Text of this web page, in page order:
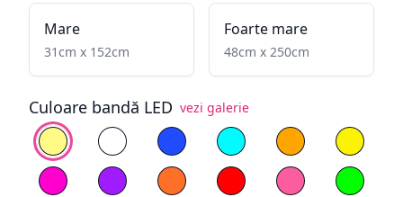
Mare
31cm x 152cm
Foarte mare
48cm x 250cm
Culoare bandă LED vezi galerie
Alege culoare
Alb cald Alb rece Albastru Cyan Galben
Magenta
Mov PortocaliuRoșu Roz deschisVerde